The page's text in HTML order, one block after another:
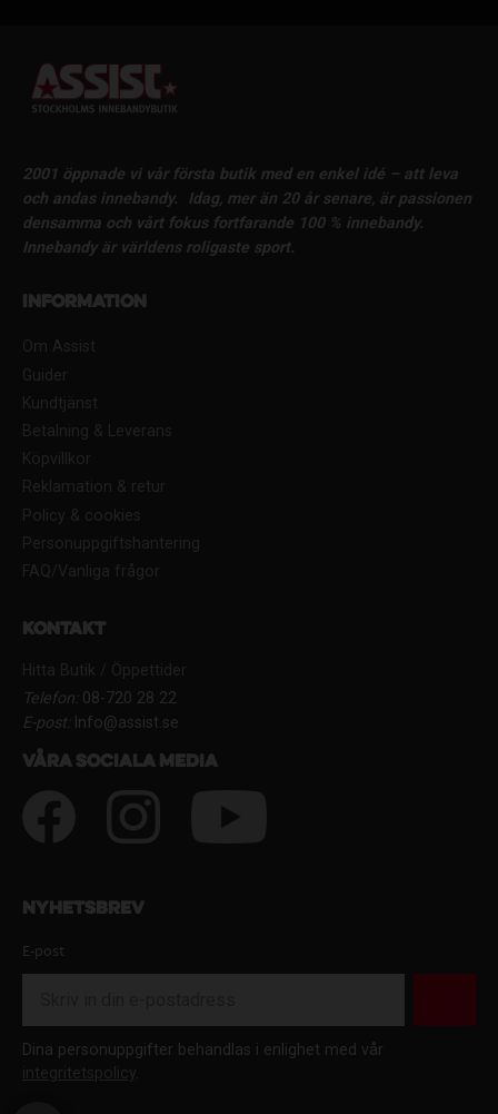
2001 öppnade vi vår första butik med en enkel idé – att leva
och andas innebandy.
Idag, mer än 20 år senare, är passionen
densamma och vårt fokus fortfarande 100 % innebandy.
Innebandy är världens roligaste sport.
Information
Om Assist
Guider
Kundtjänst
Betalning & Leverans
Köpvillkor
Reklamation & retur
Policy & cookies
Personuppgiftshantering
FAQ/Vanliga frågor
Kontakt
Hitta Butik / Öppettider
Telefon:08-720 28 22
E-post:Info@assist.se
Våra sociala media
Nyhetsbrev
E-post
Dina personuppgifter behandlas i enlighet med vår
integritetspolicy.